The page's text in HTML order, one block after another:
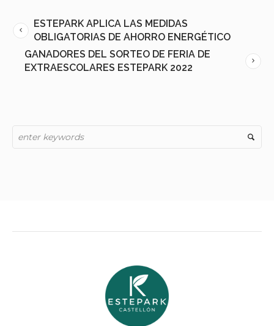
ESTEPARK APLICA LAS MEDIDAS
OBLIGATORIAS DE AHORRO ENERGÉTICO
GANADORES DEL SORTEO DE FERIA DE
EXTRAESCOLARES ESTEPARK 2022